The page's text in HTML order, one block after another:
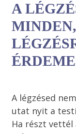
A
A légzésed
utat nyit a
Ha részt vettél